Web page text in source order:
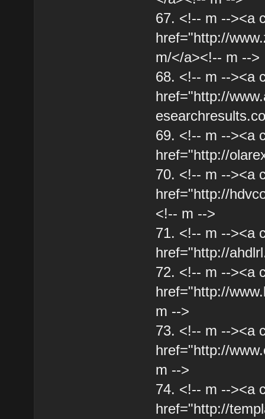
67. <!-- m --><a
href="http://
m/</a><!-- m -->
68. <!-- m --><a
href="http://
69. <!-- m --><a
href="http://
70. <!-- m --><a
href="http://
<!-- m -->
71. <!-- m --><a
href="http://
72. <!-- m --><a
href="http://
m -->
73. <!-- m --><a
href="http://
m -->
74. <!-- m --><a
href="http://